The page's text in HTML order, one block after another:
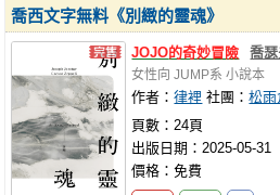
喬西文字無料《別緻的靈魂》
JOJO的奇妙冒險 喬
女性向 JUMP系 小說本
作者：律裡 社團：松雨
頁數：24頁
出版日期：2025-05-31
價格：免費